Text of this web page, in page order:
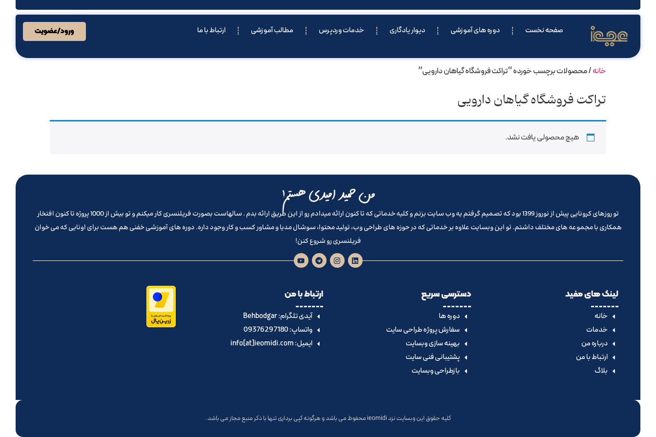
صفحه نخست دوره های آموزشی دیوار یادگاری خدمات وردپرس مطالب آموزشی ارتباط با ما ورود/عضویت
خانه/ محصولات برچسب خورده “تراکت فروشگاه گیاهان دارویی”
تراکت فروشگاه گیاهان دارویی
هیچ محصولی یافت نشد.
من حمید امیدی هستم!
تو روزهای کرونایی پیش از نوروز 1399 بود که تصمیم گرفتم یه وب سایت بزنم و کلیه خدماتی که تا کنون ارائه میدادم رو از این طریق ارائه بدم . سالهاست بصورت فریلنسری کار میکنم و تو بیش از 1000 پروژه تا کنون افتخار
همکاری با مجموعه های مختلف داشتم. تو این وبسایت علاوه بر خدماتی که در حوزه های طراحی وب، تولید محتوا، سوشال مدیا و مشاور کسب و کار وجود داره. دوره های آموزشی خفنی هم هست برای اونایی که می خوان
فریلنسری رو شروع کنن!
لینک های مفید
خانه
خدمات
درباره من
ارتباط با من
بلاگ
دسترسی سریع
دوره ها
سفارش پروژه طراحی سایت
بهینه سازی وبسایت
پشتیبانی فنی سایت
بازطراحی وبسایت
ارتباط با من
آیدی تلگرام:‌ Behbodgar
واتساپ: 09376297180
ایمیل: info[at]ieomidi.com
کلیه حقوق این وبسایت نزد ieomidi محفوظ می باشد و هرگونه کپی برداری تنها با ذکر منبع مجاز می باشد.